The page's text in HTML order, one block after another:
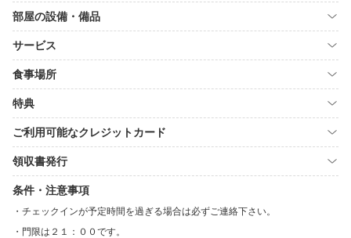
部屋の設備・備品
サービス
食事場所
特典
ご利用可能なクレジットカード
領収書発行
条件・注意事項
チェックインが予定時間を過ぎる場合は必ずご連絡下さい。
門限は２１：００です。